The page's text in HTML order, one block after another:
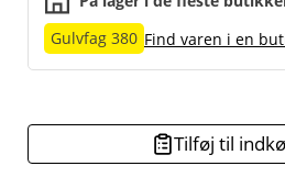
Gulvfag 380 Find varen i en
Tilføj til